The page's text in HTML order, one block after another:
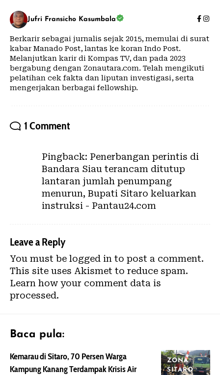
Jufri Fransicho Kasumbala
Berkarir sebagai jurnalis sejak 2015, memulai di surat
kabar Manado Post, lantas ke koran Indo Post.
Melanjutkan karir di Kompas TV, dan pada 2023
bergabung dengan Zonautara.com. Telah mengikuti
pelatihan cek fakta dan liputan investigasi, serta
mengerjakan berbagai fellowship.
1 Comment
Pingback: Penerbangan perintis di
Bandara Siau terancam ditutup
lantaran jumlah penumpang
menurun, Bupati Sitaro keluarkan
instruksi - Pantau24.com
Leave a Reply
You must be logged in to post a comment.
This site uses Akismet to reduce spam.
Learn how your comment data is
processed.
Baca pula:
ZONA
SITARO
Kemarau di Sitaro, 70 Persen Warga
Kampung Kanang Terdampak Krisis Air